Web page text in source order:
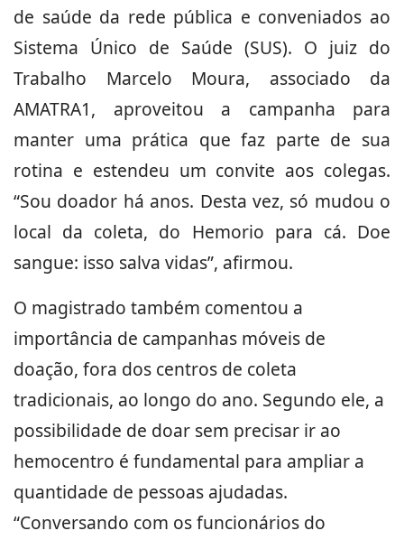
de saúde da rede pública e conveniados ao
Sistema Único de Saúde (SUS). O juiz do
Trabalho Marcelo Moura, associado da
AMATRA1, aproveitou a campanha para
manter uma prática que faz parte de sua
rotina e estendeu um convite aos colegas.
“Sou doador há anos. Desta vez, só mudou o
local da coleta, do Hemorio para cá. Doe
sangue: isso salva vidas”, afirmou.
O magistrado também comentou a
importância de campanhas móveis de
doação, fora dos centros de coleta
tradicionais, ao longo do ano. Segundo ele, a
possibilidade de doar sem precisar ir ao
hemocentro é fundamental para ampliar a
quantidade de pessoas ajudadas.
“Conversando com os funcionários do